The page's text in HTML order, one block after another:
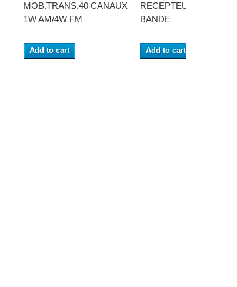
MOB.TRANS.40 CANAUX
1W AM/4W FM
Add to cart
RECEPTEUR CB MULTI
BANDE
Add to cart